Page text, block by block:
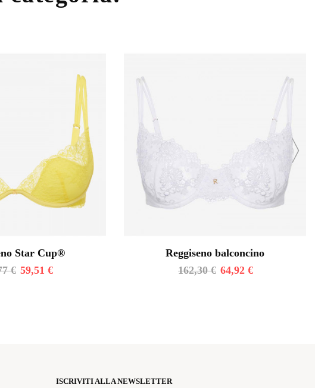
Star Cup®
€ 59,51 €
Reggiseno balconcino
162,30€ 64,92 €
ISCRIVITI ALLA NEWSLETTER